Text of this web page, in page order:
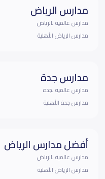
مدارس الرياض
مدارس عالمية بالرياض
مدارس الرياض الأهلية
مدارس جدة
مدارس عالمية بجده
مدارس جدة الأهلية
أفضل مدارس الرياض
مدارس عالمية بالرياض
مدارس الرياض الأهلية